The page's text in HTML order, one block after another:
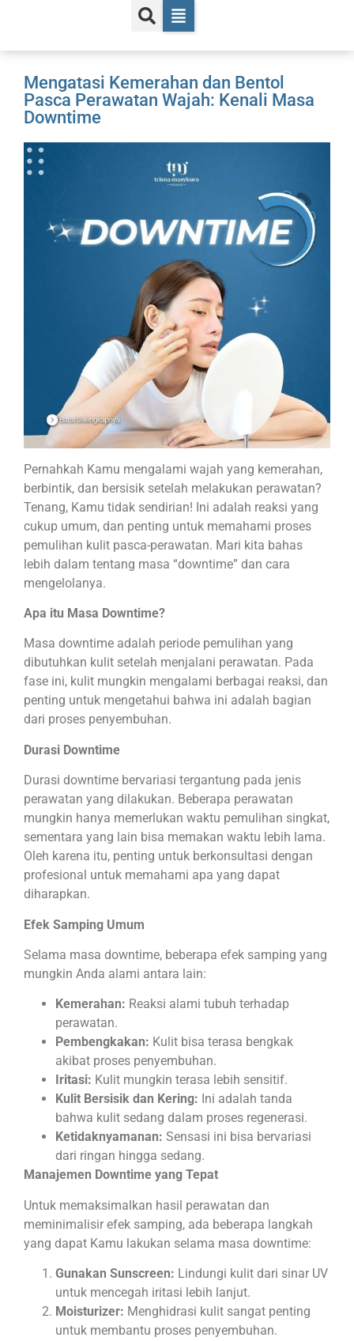
Mengatasi Kemerahan dan Bentol
Pasca Perawatan Wajah: Kenali Masa
Downtime
Pernahkah Kamu mengalami wajah yang kemerahan,
berbintik, dan bersisik setelah melakukan perawatan?
Tenang, Kamu tidak sendirian! Ini adalah reaksi yang
cukup umum, dan penting untuk memahami proses
pemulihan kulit pasca-perawatan. Mari kita bahas
lebih dalam tentang masa “downtime” dan cara
mengelolanya.
Apa itu Masa Downtime?
Masa downtime adalah periode pemulihan yang
dibutuhkan kulit setelah menjalani perawatan. Pada
fase ini, kulit mungkin mengalami berbagai reaksi, dan
penting untuk mengetahui bahwa ini adalah bagian
dari proses penyembuhan.
Durasi Downtime
Durasi downtime bervariasi tergantung pada jenis
perawatan yang dilakukan. Beberapa perawatan
mungkin hanya memerlukan waktu pemulihan singkat,
sementara yang lain bisa memakan waktu lebih lama.
Oleh karena itu, penting untuk berkonsultasi dengan
profesional untuk memahami apa yang dapat
diharapkan.
Efek Samping Umum
Selama masa downtime, beberapa efek samping yang
mungkin Anda alami antara lain:
Kemerahan: Reaksi alami tubuh terhadap
perawatan.
Pembengkakan: Kulit bisa terasa bengkak
akibat proses penyembuhan.
Iritasi: Kulit mungkin terasa lebih sensitif.
Kulit Bersisik dan Kering: Ini adalah tanda
bahwa kulit sedang dalam proses regenerasi.
Ketidaknyamanan: Sensasi ini bisa bervariasi
dari ringan hingga sedang.
Manajemen Downtime yang Tepat
Untuk memaksimalkan hasil perawatan dan
meminimalisir efek samping, ada beberapa langkah
yang dapat Kamu lakukan selama masa downtime:
Gunakan Sunscreen: Lindungi kulit dari sinar UV
untuk mencegah iritasi lebih lanjut.
Moisturizer: Menghidrasi kulit sangat penting
untuk membantu proses penyembuhan.